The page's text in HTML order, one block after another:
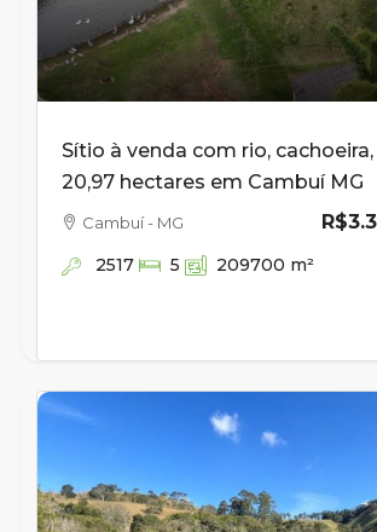
Sítio à venda com rio,
20,97 hectares em Cambuí MG
Cambuí - MG
2517 5 209700 m²